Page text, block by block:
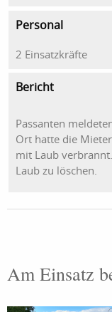
Personal
2 Einsatzkräfte
Bericht
Passanten
Ort hatte die
mit Laub
Laub zu löschen.
Am Einsatz